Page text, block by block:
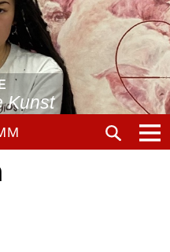
Kunst